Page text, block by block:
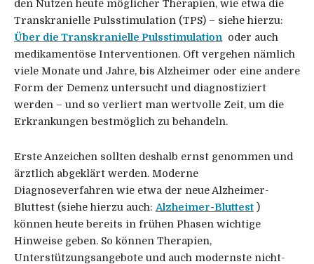
den Nutzen heute möglicher Therapien, wie etwa die
Transkranielle Pulsstimulation (TPS) – siehe hierzu:
Über die Transkranielle Pulsstimulation oder auch
medikamentöse Interventionen. Oft vergehen nämlich
viele Monate und Jahre, bis Alzheimer oder eine andere
Form der Demenz untersucht und diagnostiziert
werden – und so verliert man wertvolle Zeit, um die
Erkrankungen bestmöglich zu behandeln.
Erste Anzeichen sollten deshalb ernst genommen und
ärztlich abgeklärt werden. Moderne
Diagnoseverfahren wie etwa der neue Alzheimer-
Bluttest (siehe hierzu auch: Alzheimer-Bluttest )
können heute bereits in frühen Phasen wichtige
Hinweise geben. So können Therapien,
Unterstützungsangebote und auch modernste nicht-